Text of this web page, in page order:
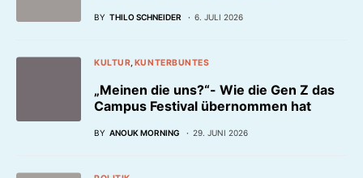
BY THILO SCHNEIDER 6. JULI 2026
KULTUR KUNTERBUNTES
„Meinen die uns?“- Wie die Gen Z das
Campus Festival übernommen hat
BY ANOUK MORNING 29. JUNI 2026